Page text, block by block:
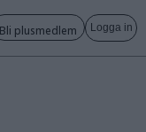
Bli plusmedlem Logga in